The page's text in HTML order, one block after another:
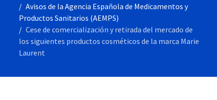
Avisos de la Agencia Española de Medicamentos y
Productos Sanitarios (AEMPS)
Cese de comercialización y retirada del mercado de
los siguientes productos cosméticos de la marca Marie
Laurent